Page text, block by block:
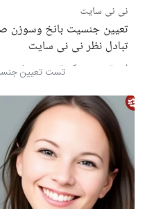
تست تعیین